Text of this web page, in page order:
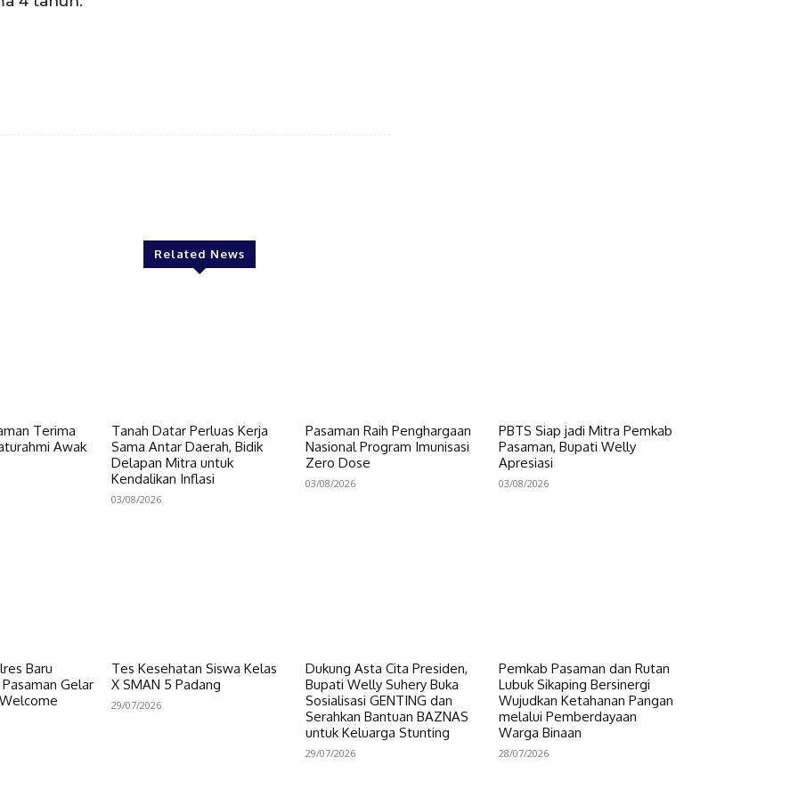
Related News
Terima
Awak
Tanah Datar Perluas Kerja
Sama Antar Daerah, Bidik
Delapan Mitra untuk
Kendalikan Inflasi
03/08/2026
Pasaman Raih Penghargaan
Nasional Program Imunisasi
Zero Dose
03/08/2026
PBTS Siap jadi Mitra Pemkab
Pasaman, Bupati Welly
Apresiasi
03/08/2026
Baru
Gelar
Tes Kesehatan Siswa Kelas
X SMAN 5 Padang
29/07/2026
Dukung Asta Cita Presiden,
Bupati Welly Suhery Buka
Sosialisasi GENTING dan
Serahkan Bantuan BAZNAS
untuk Keluarga Stunting
29/07/2026
Pemkab Pasaman dan Rutan
Lubuk Sikaping Bersinergi
Wujudkan Ketahanan Pangan
melalui Pemberdayaan
Warga Binaan
28/07/2026